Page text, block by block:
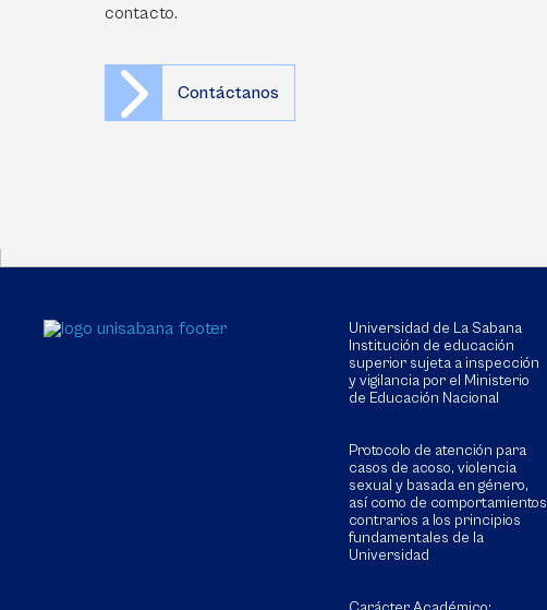
contacto.
Contáctanos
Universidad de La Sabana
Institución de educación
superior sujeta a inspección
y vigilancia por el Ministerio
de Educación Nacional
Protocolo de atención para
casos de acoso, violencia
sexual y basada en género,
así como de comportamientos
contrarios a los principios
fundamentales de la
Universidad